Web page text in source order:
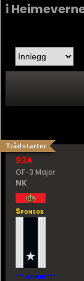
i
93A
Trådstarter
OF-3 Major
NK
Sponsor
*** ADMIN ***